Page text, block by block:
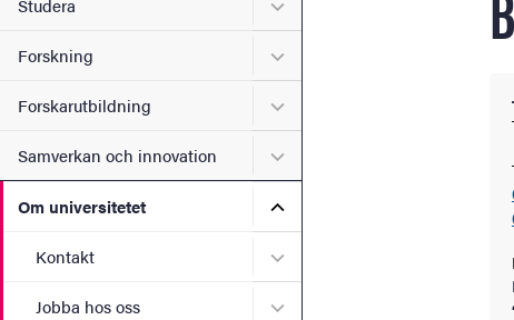
Om webbplatsen
Studera
Forskning Undermeny för Forskning
Forskarutbildning Undermeny för
Samverkan och innovation Undermeny för Samverkan
Om universitetet Undermeny för Om
Kontakt Undermeny för Kontakt
Jobba hos oss Undermeny för Jobba hos